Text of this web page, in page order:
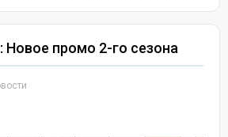
промо 2-го сезона